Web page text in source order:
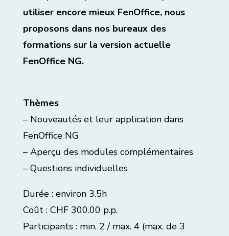
utiliser encore mieux FenOffice, nous
proposons dans nos bureaux des
formations sur la version actuelle
FenOffice NG.
Thèmes
– Nouveautés et leur application dans
FenOffice NG
– Aperçu des modules complémentaires
– Questions individuelles
Durée : environ 3.5h
Coût : CHF 300.00 p.p.
Participants : min. 2 / max. 4 (max. de 3